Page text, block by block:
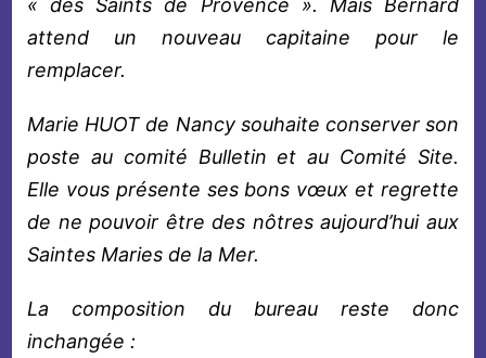
attend un nouveau capitaine pour le
remplacer.
Marie HUOT de Nancy souhaite conserver son
poste au comité Bulletin et au Comité Site.
Elle vous présente ses bons vœux et regrette
de ne pouvoir être des nôtres aujourd’hui aux
Saintes Maries de la Mer.
La composition du bureau reste donc
inchangée :